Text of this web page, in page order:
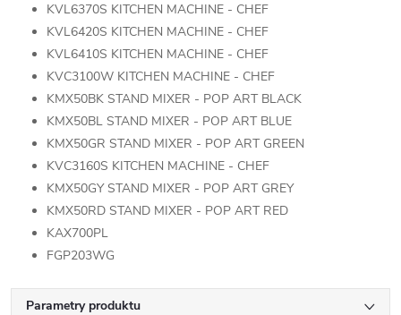
KVL6370S KITCHEN MACHINE - CHEF
KVL6420S KITCHEN MACHINE - CHEF
KVL6410S KITCHEN MACHINE - CHEF
KVC3100W KITCHEN MACHINE - CHEF
KMX50BK STAND MIXER - POP ART BLACK
KMX50BL STAND MIXER - POP ART BLUE
KMX50GR STAND MIXER - POP ART GREEN
KVC3160S KITCHEN MACHINE - CHEF
KMX50GY STAND MIXER - POP ART GREY
KMX50RD STAND MIXER - POP ART RED
KAX700PL
FGP203WG
Parametry produktu